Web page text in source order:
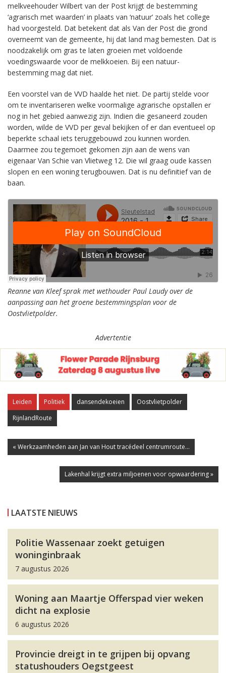
melkveehouder Wilbert van der Post krijgt de bestemming
‘agrarisch met waarden’ in plaats van ‘natuur’ zoals het college
had voorgesteld. Dat betekent dat als Van der Post die grond
overneemt van de gemeente, hij dat land mag bemesten. Dat is
noodzakelijk om gras te laten groeien met voldoende
voedingswaarde voor de melkkoeien. Bij een natuur-
bestemming mag dat niet.
Een voorstel van de VVD haalde het niet. De partij stelde voor
om te inventariseren welke voormalige agrarische opstallen er
nog in het gebied aanwezig zijn. Indien die gesaneerd zouden
worden, wilde de VVD per geval bekijken of er dan eventueel op
beperkte schaal iets teruggebouwd zou kunnen worden.
Daarmee zou tegemoet gekomen zijn aan de wens van
eigenaar Van Schie van Vlietweg 12. Die wil graag oude kassen
slopen en een woning terugbouwen. Dat is nu definitief van de
baan.
Reanne van Kleef sprak met wethouder Paul Laudy over de
aanpassing aan het groene bestemmingsplan voor de
Oostvlietpolder.
Advertentie
Leiden Politiek dansendekoeien
Oostvlietpolder
RijnlandRoute
« Werkzaamheden aan Jan van Hout tracédeel centrumroute...
Lakenhal krijgt extra miljoenen voor opwaardering »
LAATSTE NIEUWS
Politie Wassenaar zoekt getuigen
woninginbraak
7 augustus 2026
Woning aan Maartje Offerspad vier weken
dicht na explosie
6 augustus 2026
Provincie dreigt in te grijpen bij opvang
statushouders Oegstgeest